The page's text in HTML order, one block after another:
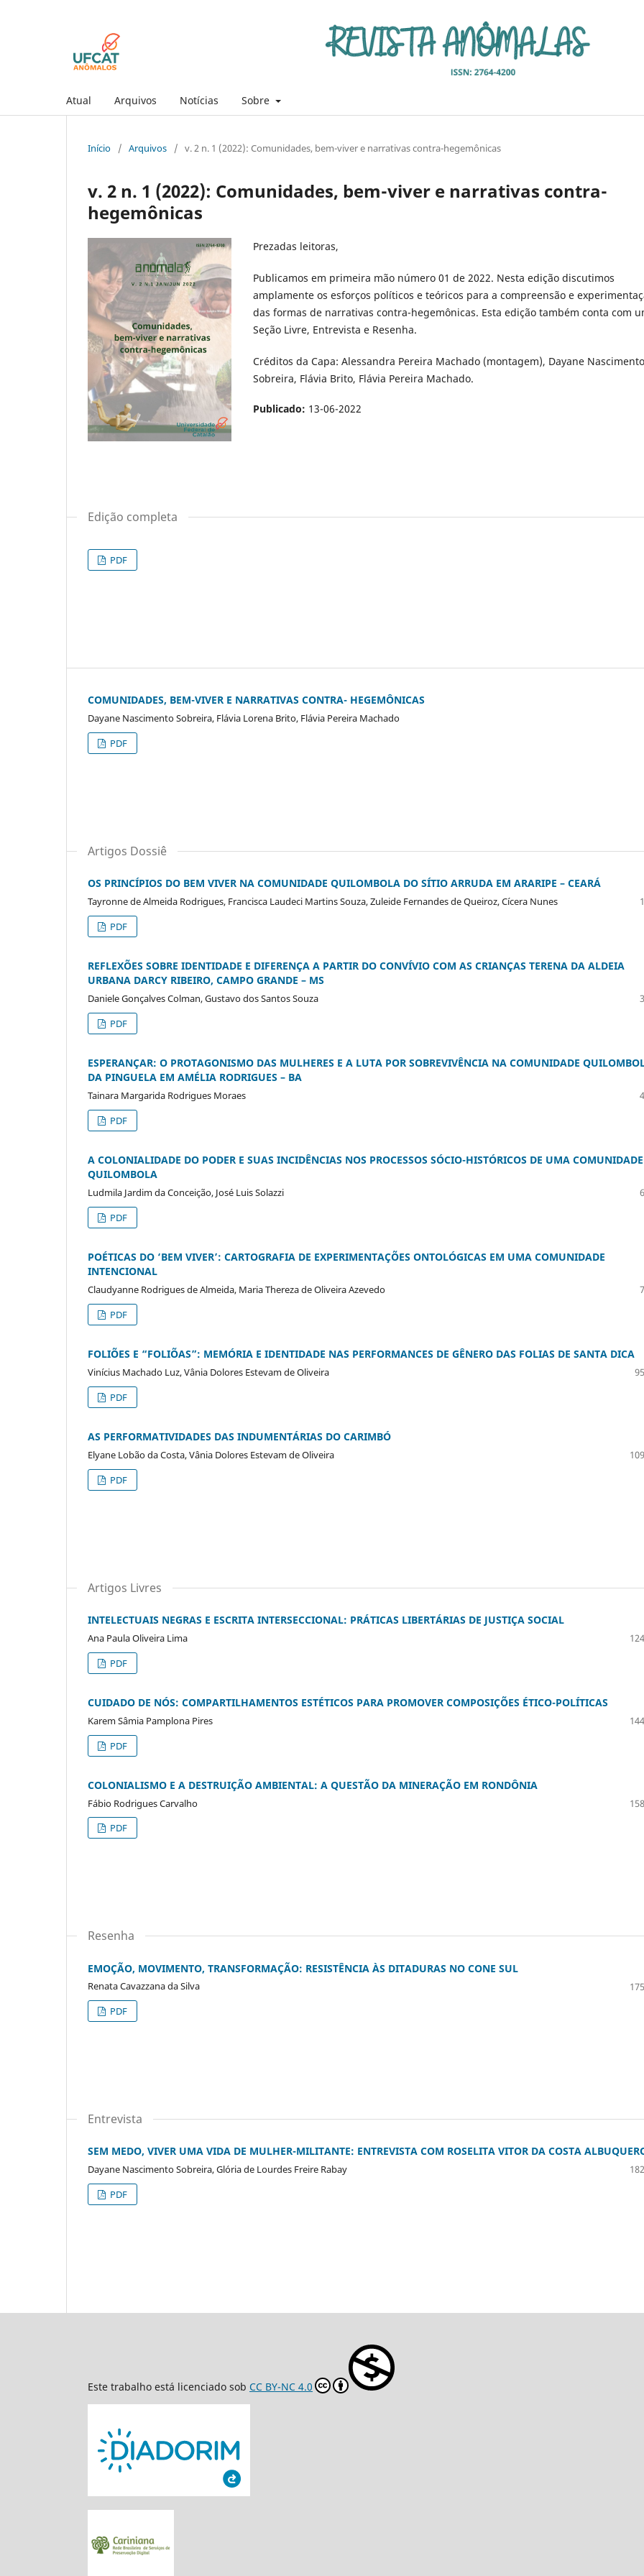
Atual Arquivos Notícias Sobre
Início / Arquivos / v. 2 n. 1 (2022): Comunidades, bem-viver e narrativas contra-hegemônicas
v. 2 n. 1 (2022): Comunidades, bem-viver e narrativas contra-
hegemônicas
Prezadas leitoras,
Publicamos em primeira mão número 01 de 2022. Nesta edição discutimos
amplamente os esforços políticos e teóricos para a compreensão e
das formas de narrativas contra-hegemônicas. Esta edição também conta com
Seção Livre, Entrevista e Resenha.
Créditos da Capa: Alessandra Pereira Machado (montagem), Dayane Nascimento
Sobreira, Flávia Brito, Flávia Pereira Machado.
Publicado: 13-06-2022
Edição completa
PDF
COMUNIDADES, BEM-VIVER E NARRATIVAS CONTRA- HEGEMÔNICAS
Dayane Nascimento Sobreira, Flávia Lorena Brito, Flávia Pereira Machado
PDF
Artigos Dossiê
OS PRINCÍPIOS DO BEM VIVER NA COMUNIDADE QUILOMBOLA DO SÍTIO ARRUDA EM ARARIPE – CEARÁ
Tayronne de Almeida Rodrigues, Francisca Laudeci Martins Souza, Zuleide Fernandes de Queiroz, Cícera Nunes
PDF
REFLEXÕES SOBRE IDENTIDADE E DIFERENÇA A PARTIR DO CONVÍVIO COM AS CRIANÇAS TERENA DA ALDEIA
URBANA DARCY RIBEIRO, CAMPO GRANDE – MS
Daniele Gonçalves Colman, Gustavo dos Santos Souza
PDF
ESPERANÇAR: O PROTAGONISMO DAS MULHERES E A LUTA POR SOBREVIVÊNCIA NA COMUNIDADE
DA PINGUELA EM AMÉLIA RODRIGUES – BA
Tainara Margarida Rodrigues Moraes
PDF
A COLONIALIDADE DO PODER E SUAS INCIDÊNCIAS NOS PROCESSOS SÓCIO-HISTÓRICOS DE UMA COMUNIDADE
QUILOMBOLA
Ludmila Jardim da Conceição, José Luis Solazzi
PDF
POÉTICAS DO ‘BEM VIVER’: CARTOGRAFIA DE EXPERIMENTAÇÕES ONTOLÓGICAS EM UMA COMUNIDADE
INTENCIONAL
Claudyanne Rodrigues de Almeida, Maria Thereza de Oliveira Azevedo
PDF
FOLIÕES E “FOLIÕAS”: MEMÓRIA E IDENTIDADE NAS PERFORMANCES DE GÊNERO DAS FOLIAS DE SANTA DICA
Vinícius Machado Luz, Vânia Dolores Estevam de Oliveira
PDF
AS PERFORMATIVIDADES DAS INDUMENTÁRIAS DO CARIMBÓ
Elyane Lobão da Costa, Vânia Dolores Estevam de Oliveira
PDF
Artigos Livres
INTELECTUAIS NEGRAS E ESCRITA INTERSECCIONAL: PRÁTICAS LIBERTÁRIAS DE JUSTIÇA SOCIAL
Ana Paula Oliveira Lima
PDF
CUIDADO DE NÓS: COMPARTILHAMENTOS ESTÉTICOS PARA PROMOVER COMPOSIÇÕES ÉTICO-POLÍTICAS
Karem Sâmia Pamplona Pires
PDF
COLONIALISMO E A DESTRUIÇÃO AMBIENTAL: A QUESTÃO DA MINERAÇÃO EM RONDÔNIA
Fábio Rodrigues Carvalho
PDF
Resenha
EMOÇÃO, MOVIMENTO, TRANSFORMAÇÃO: RESISTÊNCIA ÀS DITADURAS NO CONE SUL
Renata Cavazzana da Silva
PDF
Entrevista
SEM MEDO, VIVER UMA VIDA DE MULHER-MILITANTE: ENTREVISTA COM ROSELITA VITOR DA COSTA
Dayane Nascimento Sobreira, Glória de Lourdes Freire Rabay
PDF
Este trabalho está licenciado sob CC BY-NC 4.0